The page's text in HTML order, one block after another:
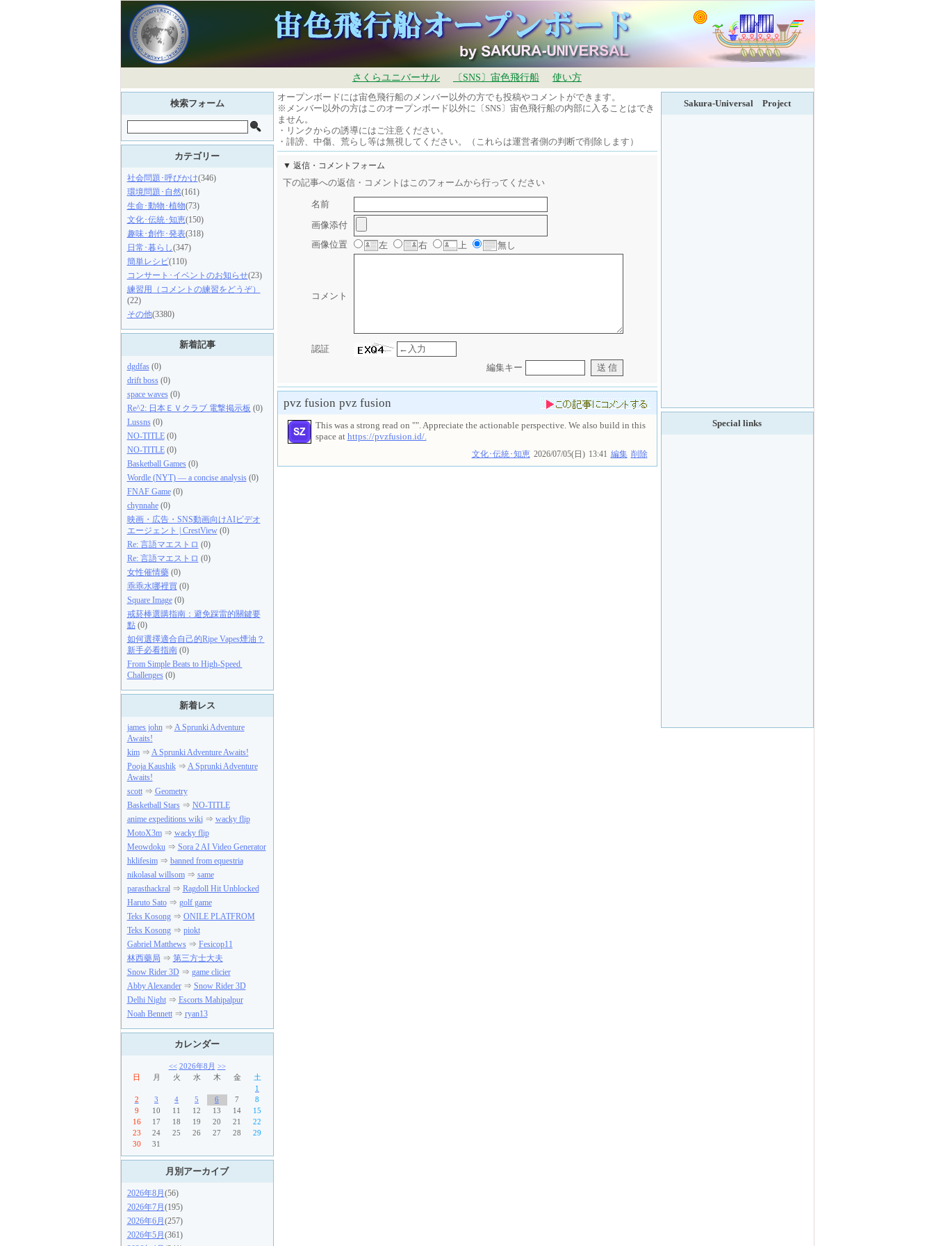
さくらユニバーサル 〔SNS〕宙色飛行船
使い方
オープンボードには宙色飛行船のメンバー以外の方でも投稿やコメントができます。
※メンバー以外の方はこのオープンボード以外に〔SNS〕宙色飛行船の内部に入ることはでき
ません。
・リンクからの誘導にはご注意ください。
・誹謗、中傷、荒らし等は無視してください。（これらは運営者側の判断で削除します）
▼ 返信・コメントフォーム
下の記事への返信・コメントはこのフォームから行ってください
名前
画像添付
画像位置
左 右 上 無し
コメント
認証
編集キー
pvz fusion pvz fusion
This was a strong read on "". Appreciate the actionable perspective. We also build in this
space at https://pvzfusion.id/.
文化･伝統･知恵 2026/07/05(日) 13:41 編集 削除
検索フォーム
カテゴリー
社会問題･呼びかけ(346)
環境問題･自然(161)
生命･動物･植物(73)
文化･伝統･知恵(150)
趣味･創作･発表(318)
日常･暮らし(347)
簡単レシピ(110)
コンサート･イベントのお知らせ(23)
練習用（コメントの練習をどうぞ）
(22)
その他(3380)
新着記事
dgdfas(0)
drift boss(0)
space waves(0)
Re^2: 日本ＥＶクラブ 電撃掲示板 (0)
Lussns(0)
NO-TITLE(0)
NO-TITLE(0)
Basketball Games(0)
Wordle (NYT) — a concise analysis(0)
FNAF Game(0)
chynnahe(0)
映画・広告・SNS動画向けAIビデオ
エージェント | CrestView(0)
Re: 言語マエストロ (0)
Re: 言語マエストロ (0)
女性催情藥(0)
乖乖水哪裡買 (0)
Square Image(0)
戒菸棒選購指南：避免踩雷的關鍵要
點(0)
如何選擇適合自己的Ripe Vapes煙油？
新手必看指南(0)
From Simple Beats to High-Speed ​​
Challenges(0)
新着レス
james john⇒ A Sprunki Adventure
Awaits!
kim⇒ A Sprunki Adventure Awaits!
Pooja Kaushik⇒ A Sprunki Adventure
Awaits!
scott⇒ Geometry
Basketball Stars⇒ NO-TITLE
anime expeditions wiki⇒ wacky flip
MotoX3m⇒ wacky flip
Meowdoku⇒ Sora 2 AI Video Generator
hklifesim⇒ banned from equestria
nikolasal willsom⇒ same
parasthackral⇒ Ragdoll Hit Unblocked
Haruto Sato⇒ golf game
Teks Kosong⇒ ONILE PLATFROM
Teks Kosong⇒ piokt
Gabriel Matthews⇒ Fesicop11
林西藥局 ⇒ 第三方士大夫
Snow Rider 3D⇒ game clicier
Abby Alexander⇒ Snow Rider 3D
Delhi Night⇒ Escorts Mahipalpur
Noah Bennett⇒ ryan13
カレンダー
<< 2026年8月 >>
日
月 火 水 木 金
土
1
2
3 4 5 6 7
8
9
10 11 12 13 14
15
16
17 18 19 20 21
22
23
24 25 26 27 28
29
30
31
月別アーカイブ
2026年8月 (56)
2026年7月 (195)
2026年6月 (257)
2026年5月 (361)
Sakura-Universal Project
Special links